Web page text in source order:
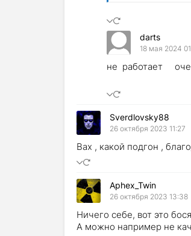
darts
18 мая 2024
не работает
Sverdlovsky88
26 октября 2023 11:27
Вах , какой подгон ,
Aphex_Twin
26 октября 2023 13:38
Ничего себе, вот это
А можно например не